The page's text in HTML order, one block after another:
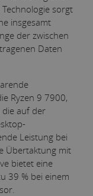
sorgt
insgesamt
der zwischen
Daten
Ryzen 9 7900,
die auf der
Leistung bei
Übertaktung mit
bietet eine
39 % bei einem